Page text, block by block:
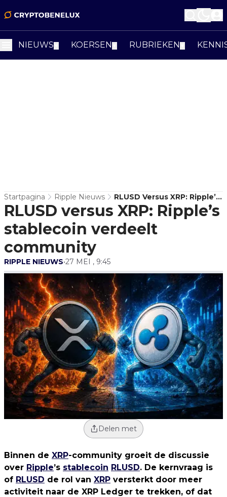
NIEUWS KOERSEN RUBRIEKEN
Startpagina Ripple Nieuws
RLUSD Versus XRP: Ripple’s
Stablecoin Verdeelt
Community
RLUSD versus XRP: Ripple’s
stablecoin verdeelt
community
RIPPLE NIEUWS•27 MEI , 9:45
Delen met
Binnen de XRP-community groeit de discussie
over Ripple’s stablecoin RLUSD. De kernvraag is
of RLUSD de rol van XRP versterkt door meer
activiteit naar de XRP Ledger te trekken, of dat